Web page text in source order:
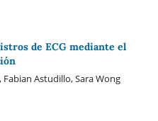
de ECG mediante el
Astudillo, Sara Wong